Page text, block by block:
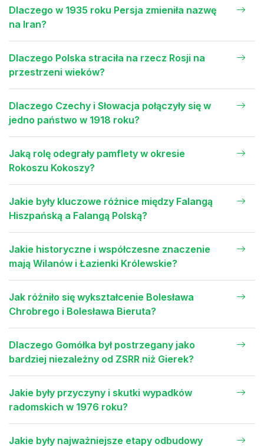
Dlaczego w 1935 roku Persja zmieniła nazwę
na Iran?
Dlaczego Polska straciła na rzecz Rosji na
przestrzeni wieków?
Dlaczego Czechy i Słowacja połączyły się w
jedno państwo w 1918 roku?
Jaką rolę odegrały pamflety w okresie
Rokoszu Kokoszy?
Jakie były kluczowe różnice między Falangą
Hiszpańską a Falangą Polską?
Jakie historyczne i współczesne znaczenie
mają Wilanów i Łazienki Królewskie?
Jak różniło się wykształcenie Bolesława
Chrobrego i Bolesława Bieruta?
Dlaczego Gomółka był postrzegany jako
bardziej niezależny od ZSRR niż Gierek?
Jakie były przyczyny i skutki wypadków
radomskich w 1976 roku?
Jakie były najważniejsze etapy odbudowy